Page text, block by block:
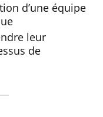
d’une équipe
leur
de